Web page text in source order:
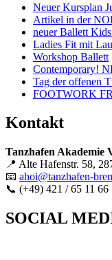
Neuer Kursplan
Artikel in der
neuer Ballett
Ladies Fit mit
Workshop Ballett
Contemporary!
Tag der offenen
FOOTWORK
Kontakt
Tanzhafen Akademie
📍 Alte Hafenstr. 58,
📧 ahoi@tanzhafen-
📞 (+49) 421 / 65 11 66
SOCIAL